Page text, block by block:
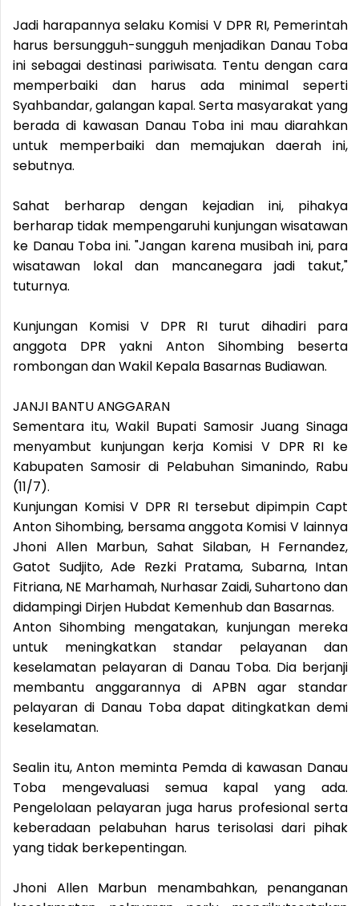
Jadi harapannya selaku Komisi V DPR RI, Pemerintah
harus bersungguh-sungguh menjadikan Danau Toba
ini sebagai destinasi pariwisata. Tentu dengan cara
memperbaiki dan harus ada minimal seperti
Syahbandar, galangan kapal. Serta masyarakat yang
berada di kawasan Danau Toba ini mau diarahkan
untuk memperbaiki dan memajukan daerah ini,
sebutnya.
Sahat berharap dengan kejadian ini, pihakya
berharap tidak mempengaruhi kunjungan wisatawan
ke Danau Toba ini. "Jangan karena musibah ini, para
wisatawan lokal dan mancanegara jadi takut,"
tuturnya.
Kunjungan Komisi V DPR RI turut dihadiri para
anggota DPR yakni Anton Sihombing beserta
rombongan dan Wakil Kepala Basarnas Budiawan.
JANJI BANTU ANGGARAN
Sementara itu, Wakil Bupati Samosir Juang Sinaga
menyambut kunjungan kerja Komisi V DPR RI ke
Kabupaten Samosir di Pelabuhan Simanindo, Rabu
(11/7).
Kunjungan Komisi V DPR RI tersebut dipimpin Capt
Anton Sihombing, bersama anggota Komisi V lainnya
Jhoni Allen Marbun, Sahat Silaban, H Fernandez,
Gatot Sudjito, Ade Rezki Pratama, Subarna, Intan
Fitriana, NE Marhamah, Nurhasar Zaidi, Suhartono dan
didampingi Dirjen Hubdat Kemenhub dan Basarnas.
Anton Sihombing mengatakan, kunjungan mereka
untuk meningkatkan standar pelayanan dan
keselamatan pelayaran di Danau Toba. Dia berjanji
membantu anggarannya di APBN agar standar
pelayaran di Danau Toba dapat ditingkatkan demi
keselamatan.
Sealin itu, Anton meminta Pemda di kawasan Danau
Toba mengevaluasi semua kapal yang ada.
Pengelolaan pelayaran juga harus profesional serta
keberadaan pelabuhan harus terisolasi dari pihak
yang tidak berkepentingan.
Jhoni Allen Marbun menambahkan, penanganan